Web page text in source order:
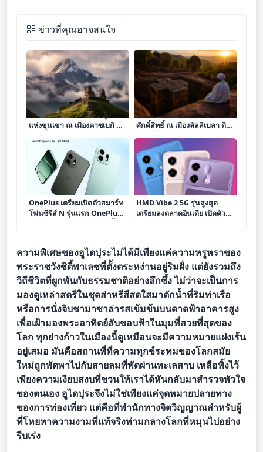
ข่าวที่คุณอาจสนใจ
รอยจารึกแห่งมนตราในอุ้งมือ
แห่งขุนเขา ณ เมืองคาซเบกิ ดิน
แดนที่วิหารโดดเดี่ยวโอบกอด
เงาแห่งศรัทธาบนยอดเขา
ศักดิ์สิทธิ์ ณ เมืองลัลลิเบลา ดิน
แดนที่หินผาจำแลงกายเป็น
วิหารแห่งสวรรค์
OnePlus เตรียมเปิดตัวสมาร์ท
โฟนซีรีส์ N รุ่นแรก OnePlus
HMD Vibe 2 5G รุ่นสูงสุด
เตรียมลงตลาดอินเดีย เปิดตัว
ความพิเศษของอูไดปุระไม่ได้มีเพียงแค่ความหรูหราของ
พระราชวังซิตี้พาเลซที่ตั้งตระหง่านอยู่ริมฝั่ง แต่ยังรวมถึง
วิถีชีวิตที่ผูกพันกับธรรมชาติอย่างลึกซึ้ง ไม่ว่าจะเป็นการ
มองดูเหล่าสตรีในชุดส่าหรีสีสดใสมาตักน้ำที่ริมท่าเรือ
หรือการนั่งจิบชามาซาล่ารสเข้มข้นบนดาดฟ้าอาคารสูง
เพื่อเฝ้ามองพระอาทิตย์ลับขอบฟ้าในมุมที่สวยที่สุดของ
โลก ทุกย่างก้าวในเมืองนี้ดูเหมือนจะมีความหมายแฝงเร้น
อยู่เสมอ มันคือสถานที่ที่ความทุกข์ระทมของโลกสมัย
ใหม่ถูกพัดพาไปกับสายลมที่พัดผ่านทะเลสาบ เหลือทิ้งไว้
เพียงความเงียบสงบที่ชวนให้เราได้หันกลับมาสำรวจหัวใจ
ของตนเอง อูไดปุระจึงไม่ใช่เพียงแค่จุดหมายปลายทาง
ของการท่องเที่ยว แต่คือที่พำนักทางจิตวิญญาณสำหรับผู้
ที่โหยหาความงามที่แท้จริงท่ามกลางโลกที่หมุนไปอย่าง
รีบเร่ง